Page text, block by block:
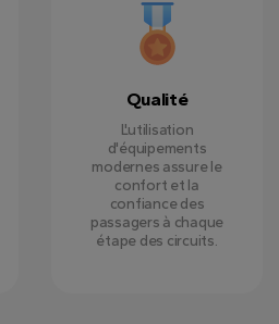
Qualité
L'utilisation
d'équipements
modernes assure le
confort et la
confiance des
passagers à chaque
étape des circuits.